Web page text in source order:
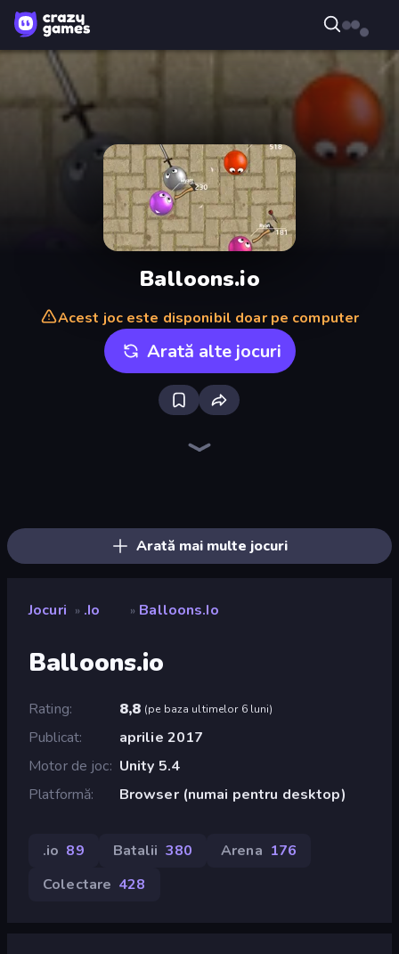
Balloons.io
Acest joc este disponibil doar pe computer
Arată alte jocuri
Arată mai multe jocuri
Jocuri » .io » Balloons.io
Balloons.io
Rating 8,8 (pe baza ultimelor 6 luni)
Publicat
aprilie 2017
Motor de joc Unity 5.4
Platformă
Browser (numai pentru desktop)
.io 89 Batalii 380 Arena 176
Colectare 428